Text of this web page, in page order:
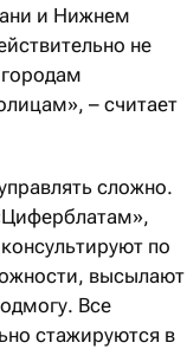
и Нижнем
не
– считает
сложно.
по
высылают
Все
стажируются в